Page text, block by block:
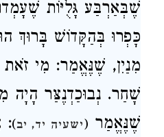
שֶׁבְּאַרְבַּע גָּלֻיּוֹת
כָּפְרוּ בְּהַקָּדוֹשׁ בָּרוּךְ
מִנַיִן, שֶׁנֶּאֱמַר: מִי
שָׁחַר. נְבוּכַדְנֶצַּר
שֶׁנֶּאֱמַר (ישעיה יד, יב)
: